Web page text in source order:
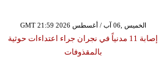
GMT 21:59 2026 الخميس ,06 آب / أغسطس
إصابة 11 مدنياً في نجران جراء اعتداءات حوثية
بالمقذوفات